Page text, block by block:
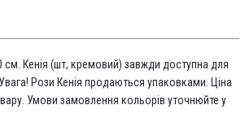
см. Кенія (шт, кремовий) завжди доступна для
Рози Кенія продаються упаковками. Ціна
Умови замовлення кольорів уточнюйте у